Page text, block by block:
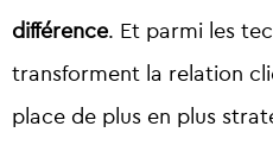
différence. Et parmi les
transforment la relation
place de plus en plus